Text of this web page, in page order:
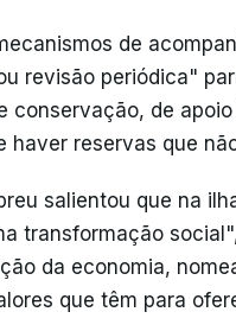
de
revisão periódica"
conservação, de
haver reservas que
salientou que na
transformação
da economia,
que têm para